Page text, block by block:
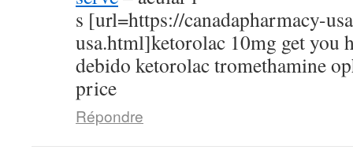
s [url=https://canadapharmacy-
usa.html]ketorolac 10mg get you
debido ketorolac tromethamine
price
Répondre